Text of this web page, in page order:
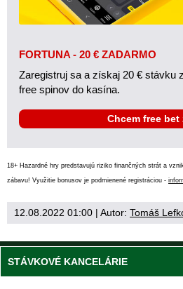
FORTUNA - 20 € ZADARMO
Zaregistruj sa a získaj 20 € stávku
free spinov do kasína.
Chcem free bet
18+ Hazardné hry predstavujú riziko finančných strát a
zábavu! Využitie bonusov je podmienené registráciou -
12.08.2022 01:00 | Autor: Tomáš
STÁVKOVÉ KANCELÁRIE